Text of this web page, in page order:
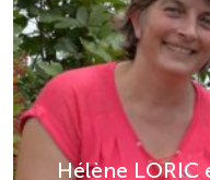
Hélène LORIC